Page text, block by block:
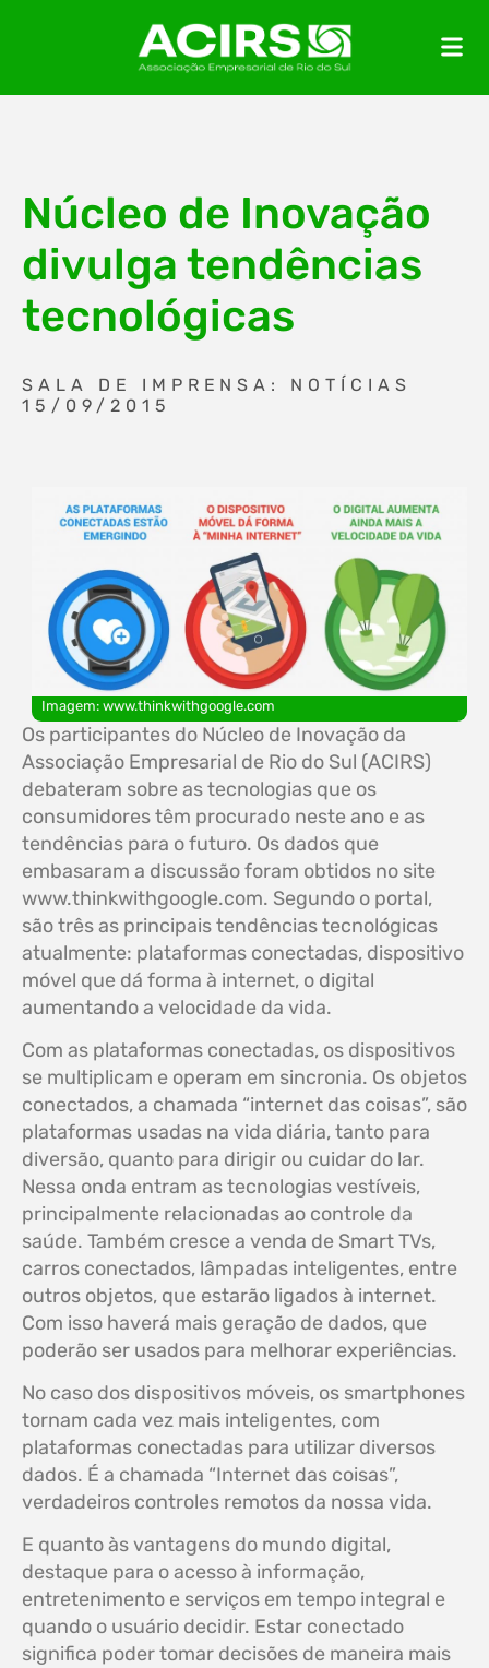
Núcleo de Inovação
divulga tendências
tecnológicas
SALA DE IMPRENSA: NOTÍCIAS
15/09/2015
Imagem: www.thinkwithgoogle.com
Os participantes do Núcleo de Inovação da
Associação Empresarial de Rio do Sul (ACIRS)
debateram sobre as tecnologias que os
consumidores têm procurado neste ano e as
tendências para o futuro. Os dados que
embasaram a discussão foram obtidos no site
www.thinkwithgoogle.com. Segundo o portal,
são três as principais tendências tecnológicas
atualmente: plataformas conectadas, dispositivo
móvel que dá forma à internet, o digital
aumentando a velocidade da vida.
Com as plataformas conectadas, os dispositivos
se multiplicam e operam em sincronia. Os objetos
conectados, a chamada “internet das coisas”, são
plataformas usadas na vida diária, tanto para
diversão, quanto para dirigir ou cuidar do lar.
Nessa onda entram as tecnologias vestíveis,
principalmente relacionadas ao controle da
saúde. Também cresce a venda de Smart TVs,
carros conectados, lâmpadas inteligentes, entre
outros objetos, que estarão ligados à internet.
Com isso haverá mais geração de dados, que
poderão ser usados para melhorar experiências.
No caso dos dispositivos móveis, os smartphones
tornam cada vez mais inteligentes, com
plataformas conectadas para utilizar diversos
dados. É a chamada “Internet das coisas”,
verdadeiros controles remotos da nossa vida.
E quanto às vantagens do mundo digital,
destaque para o acesso à informação,
entretenimento e serviços em tempo integral e
quando o usuário decidir. Estar conectado
significa poder tomar decisões de maneira mais